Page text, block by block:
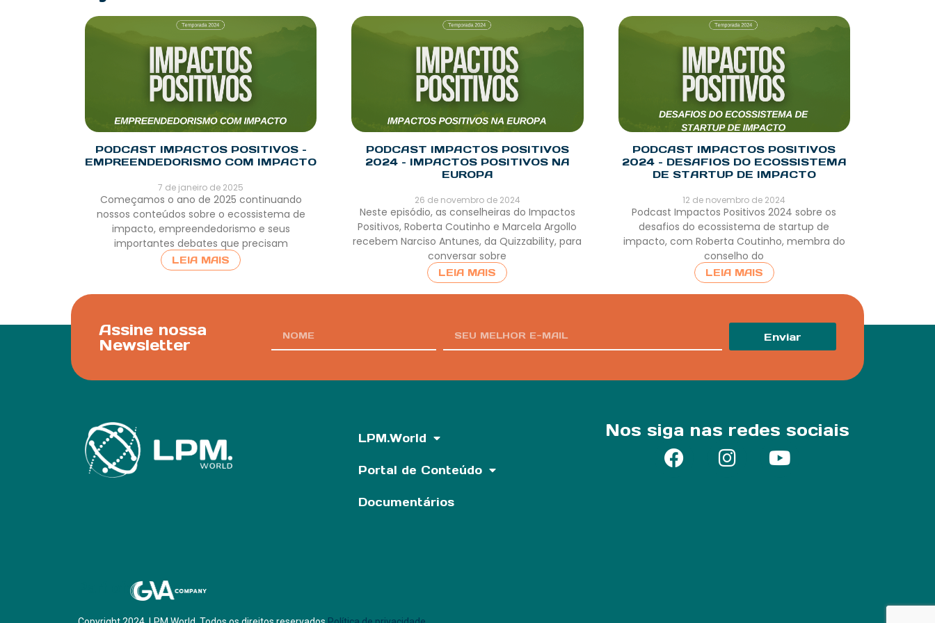
PODCAST IMPACTOS POSITIVOS –
EMPREENDEDORISMO COM IMPACTO
7 de janeiro de 2025
Começamos o ano de 2025 continuando
nossos conteúdos sobre o ecossistema de
impacto, empreendedorismo e seus
importantes debates que precisam
LEIA MAIS
PODCAST IMPACTOS POSITIVOS
2024 – IMPACTOS POSITIVOS NA
EUROPA
26 de novembro de 2024
Neste episódio, as conselheiras do Impactos
Positivos, Roberta Coutinho e Marcela Argollo
recebem Narciso Antunes, da Quizzability, para
conversar sobre
LEIA MAIS
PODCAST IMPACTOS POSITIVOS
2024 – DESAFIOS DO ECOSSISTEMA
DE STARTUP DE IMPACTO
12 de novembro de 2024
Podcast Impactos Positivos 2024 sobre os
desafios do ecossistema de startup de
impacto, com Roberta Coutinho, membra do
conselho do
LEIA MAIS
Assine nossa
Newsletter Enviar
LPM.World
Portal de Conteúdo
Documentários
Nos siga nas redes sociais